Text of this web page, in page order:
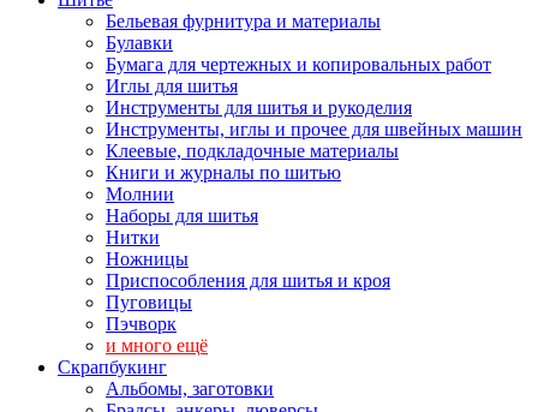
Бельевая фурнитура и материалы
Булавки
Бумага для чертежных и копировальных работ
Иглы для шитья
Инструменты для шитья и рукоделия
Инструменты, иглы и прочее для швейных машин
Клеевые, подкладочные материалы
Книги и журналы по шитью
Молнии
Наборы для шитья
Нитки
Ножницы
Приспособления для шитья и кроя
Пуговицы
Пэчворк
и много ещё
Скрапбукинг
Альбомы, заготовки